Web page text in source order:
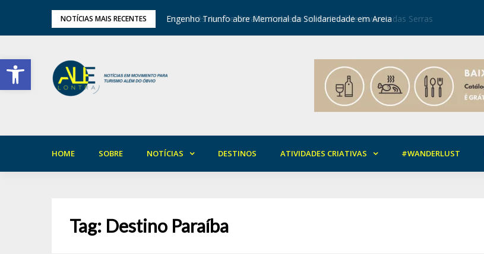
Barra de Ferramentas Aberta
NOTÍCIAS MAIS RECENTES
de Inverno das Serras Engenho Triunfo abre Memorial da Solidariedade em Areia
HOME SOBRE NOTÍCIAS DESTINOS ATIVIDADES CRIATIVAS #WANDERLUST
Tag: Destino Paraíba